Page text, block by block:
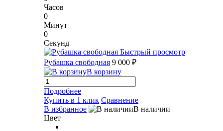
Часов
0
Минут
0
Секунд
Быстрый просмотр
Рубашка свободная 9 000 ₽
В корзину
Подробнее
Купить в 1 клик Сравнение
В избранное
В наличии
Цвет